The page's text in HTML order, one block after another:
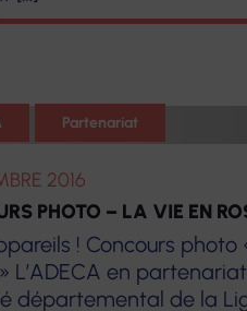
Partenariat
2016
PHOTO – LA VIE EN
! Concours photo
L’ADECA en
départemental de la